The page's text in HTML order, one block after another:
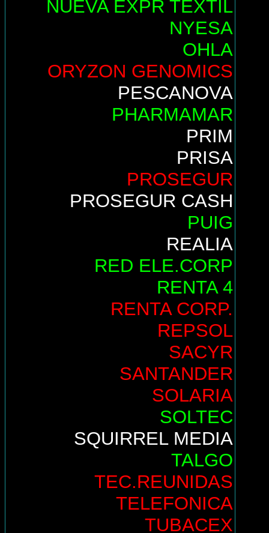
NUEVA EXPR TEXTIL
NYESA
OHLA
ORYZON GENOMICS
PESCANOVA
PHARMAMAR
PRIM
PRISA
PROSEGUR
PROSEGUR CASH
PUIG
REALIA
RED ELE.CORP
RENTA 4
RENTA CORP.
REPSOL
SACYR
SANTANDER
SOLARIA
SOLTEC
SQUIRREL MEDIA
TALGO
TEC.REUNIDAS
TELEFONICA
TUBACEX